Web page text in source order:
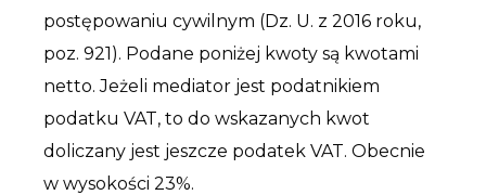
postępowaniu cywilnym (Dz. U. z 2016 roku,
poz. 921). Podane poniżej kwoty są kwotami
netto. Jeżeli mediator jest podatnikiem
podatku VAT, to do wskazanych kwot
doliczany jest jeszcze podatek VAT. Obecnie
w wysokości 23%.